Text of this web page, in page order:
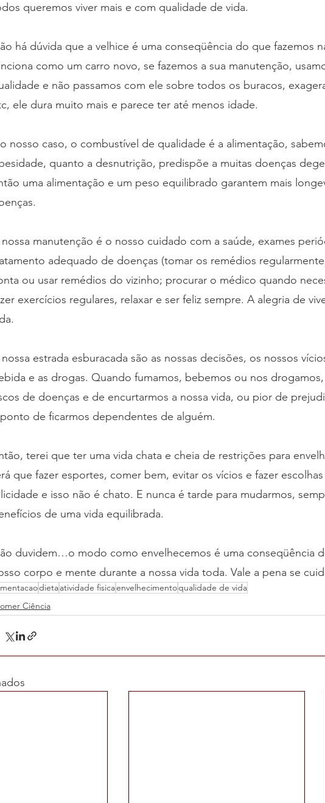
queremos viver mais e com qualidade de vida.
há dúvida que a velhice é uma conseqüência do que fazemos
como um carro novo, se fazemos a sua manutenção,
e não passamos com ele sobre todos os buracos,
ele dura muito mais e parece ter até menos idade.
nosso caso, o combustível de qualidade é a alimentação,
quanto a desnutrição, predispõe a muitas doenças
uma alimentação e um peso equilibrado garantem mais
manutenção é o nosso cuidado com a saúde, exames
adequado de doenças (tomar os remédios
ou usar remédios do vizinho; procurar o médico quando
exercícios regulares, relaxar e ser feliz sempre. A alegria de
estrada esburacada são as nossas decisões, os nossos
e as drogas. Quando fumamos, bebemos ou nos
de doenças e de encurtarmos a nossa vida, ou pior de
de ficarmos dependentes de alguém.
terei que ter uma vida chata e cheia de restrições para
que fazer esportes, comer bem, evitar os vícios e fazer
e isso não é chato. E nunca é tarde para mudarmos,
de uma vida equilibrada.
duvidem…o modo como envelhecemos é uma conseqüência
corpo e mente durante a nossa vida toda. Vale a pena se
dietaatividade fisicaenvelhecimentoqualidade de vida
Ciência